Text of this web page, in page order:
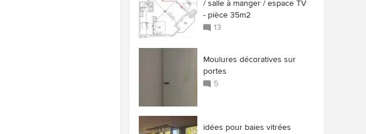
/ salle à manger / espace TV
- pièce 35m2
13
Moulures décoratives sur
portes
5
idées pour baies vitrées